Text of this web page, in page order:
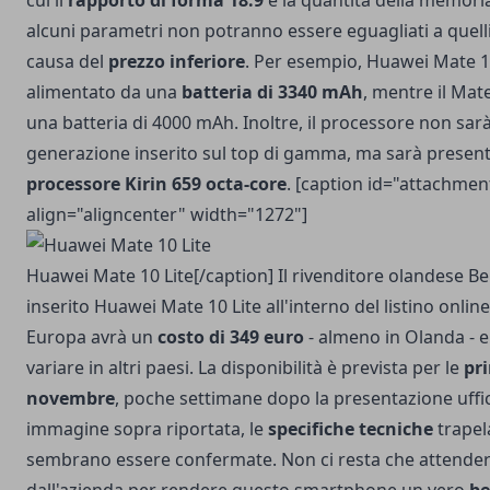
alcuni parametri non potranno essere eguagliati a
causa del prezzo inferiore. Per esempio, Huawei Mate
alimentato da una batteria di 3340 mAh, mentre il
una batteria di 4000 mAh. Inoltre, il processore non
generazione inserito sul top di gamma, ma sarà
processore Kirin 659 octa-core. [caption
align="aligncenter" width="1272"]
Huawei Mate 10 Lite[/caption] Il rivenditore olandese
inserito Huawei Mate 10 Lite all'interno del listino
Europa avrà un costo di 349 euro - almeno in Olanda -
variare in altri paesi. La disponibilità è prevista per le
novembre, poche settimane dopo la presentazione
immagine sopra riportata, lespecifiche tecniche
sembrano essere confermate. Non ci resta che